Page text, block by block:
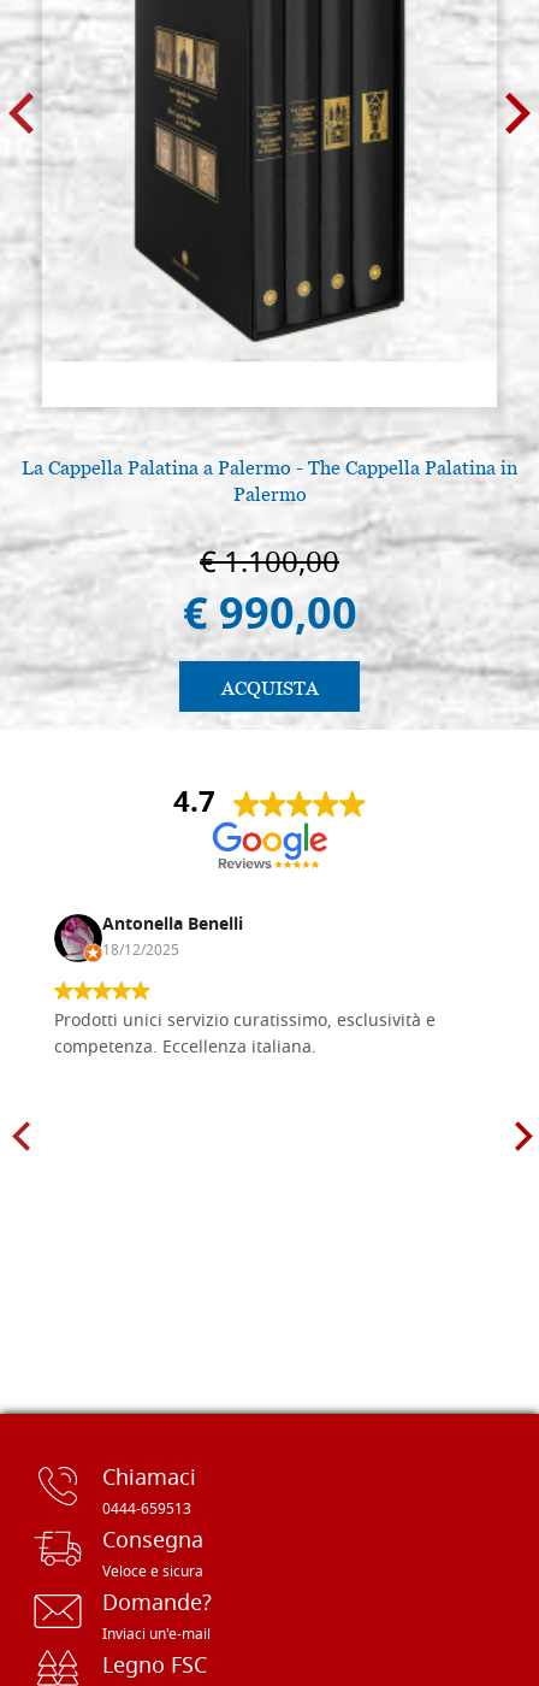
La Cappella Palatina a Palermo - The Cappella Palatina in
Palermo
€ 1.100,00
€ 990,00
ACQUISTA
4.7
Antonella Benelli
18/12/2025
Prodotti unici servizio curatissimo, esclusività e
competenza. Eccellenza italiana.
Chiamaci
0444-659513
Consegna
Veloce e sicura
Domande?
Inviaci un'e-mail
Legno FSC